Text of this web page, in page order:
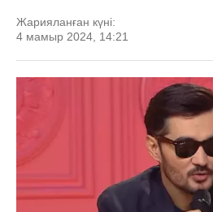
Жарияланған күні:
4 мамыр 2024, 14:21